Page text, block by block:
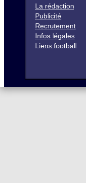
La rédaction
Publicité
Recrutement
Infos légales
Liens football